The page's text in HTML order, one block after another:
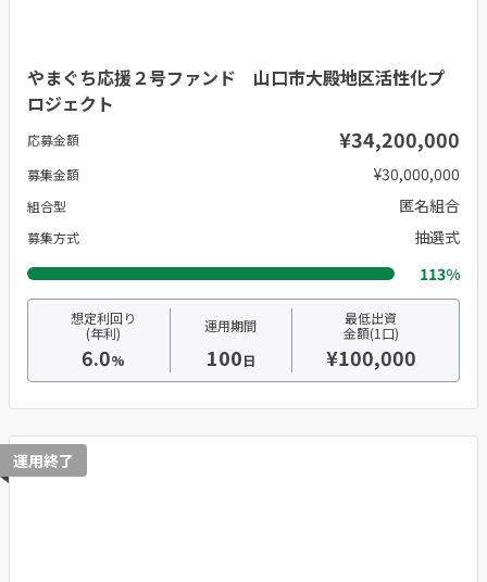
やまぐち応援２号ファンド 山口市大殿地区活性化プ
ロジェクト
応募金額 ¥34,200,000
募集金額 ¥30,000,000
組合型 匿名組合
募集方式
抽選式
113%
想定利回り
(年利)
6.0%
運用期間
100日
最低出資
金額(1口)
¥100,000
運用終了